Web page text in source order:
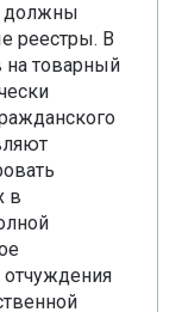
должны
реестры. В
на товарный
в
отчуждения